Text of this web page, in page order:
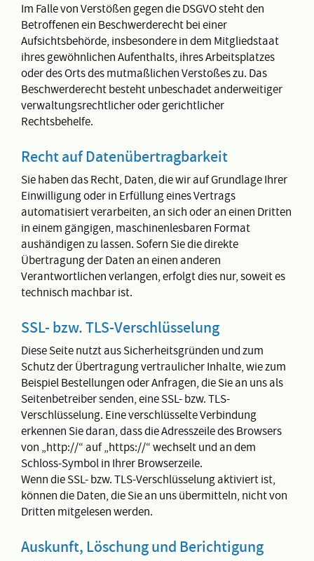
Im Falle von Verstößen gegen die DSGVO steht den
Betroffenen ein Beschwerderecht bei einer
Aufsichtsbehörde, insbesondere in dem Mitgliedstaat
ihres gewöhnlichen Aufenthalts, ihres Arbeitsplatzes
oder des Orts des mutmaßlichen Verstoßes zu. Das
Beschwerderecht besteht unbeschadet anderweitiger
verwaltungsrechtlicher oder gerichtlicher
Rechtsbehelfe.
Recht auf Daten­übertrag­barkeit
Sie haben das Recht, Daten, die wir auf Grundlage Ihrer
Einwilligung oder in Erfüllung eines Vertrags
automatisiert verarbeiten, an sich oder an einen Dritten
in einem gängigen, maschinenlesbaren Format
aushändigen zu lassen. Sofern Sie die direkte
Übertragung der Daten an einen anderen
Verantwortlichen verlangen, erfolgt dies nur, soweit es
technisch machbar ist.
SSL- bzw. TLS-Verschlüsselung
Diese Seite nutzt aus Sicherheitsgründen und zum
Schutz der Übertragung vertraulicher Inhalte, wie zum
Beispiel Bestellungen oder Anfragen, die Sie an uns als
Seitenbetreiber senden, eine SSL- bzw. TLS-
Verschlüsselung. Eine verschlüsselte Verbindung
erkennen Sie daran, dass die Adresszeile des Browsers
von „http://“ auf „https://“ wechselt und an dem
Schloss-Symbol in Ihrer Browserzeile.
Wenn die SSL- bzw. TLS-Verschlüsselung aktiviert ist,
können die Daten, die Sie an uns übermitteln, nicht von
Dritten mitgelesen werden.
Auskunft, Löschung und Berichtigung